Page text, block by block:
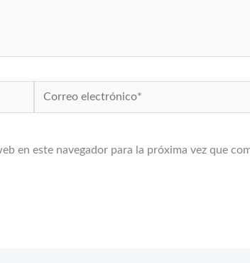
Correo
electrónico*
en este navegador para la próxima vez que